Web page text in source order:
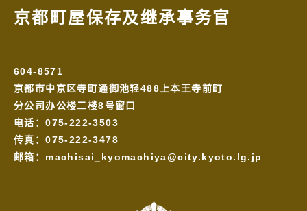
京都町屋保存及继承事务官
604-8571
京都市中京区寺町通御池轻488上本王寺前町
分公司办公楼二楼8号窗口
电话：075-222-3503
传真：075-222-3478
邮箱： machisai_kyomachiya@city.kyoto.lg.jp